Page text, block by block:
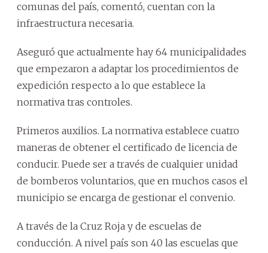
comunas del país, comentó, cuentan con la
infraestructura necesaria.
Aseguró que actualmente hay 64 municipalidades
que empezaron a adaptar los procedimientos de
expedición respecto a lo que establece la
normativa tras controles.
Primeros auxilios. La normativa establece cuatro
maneras de obtener el certificado de licencia de
conducir. Puede ser a través de cualquier unidad
de bomberos voluntarios, que en muchos casos el
municipio se encarga de gestionar el convenio.
A través de la Cruz Roja y de escuelas de
conducción. A nivel país son 40 las escuelas que